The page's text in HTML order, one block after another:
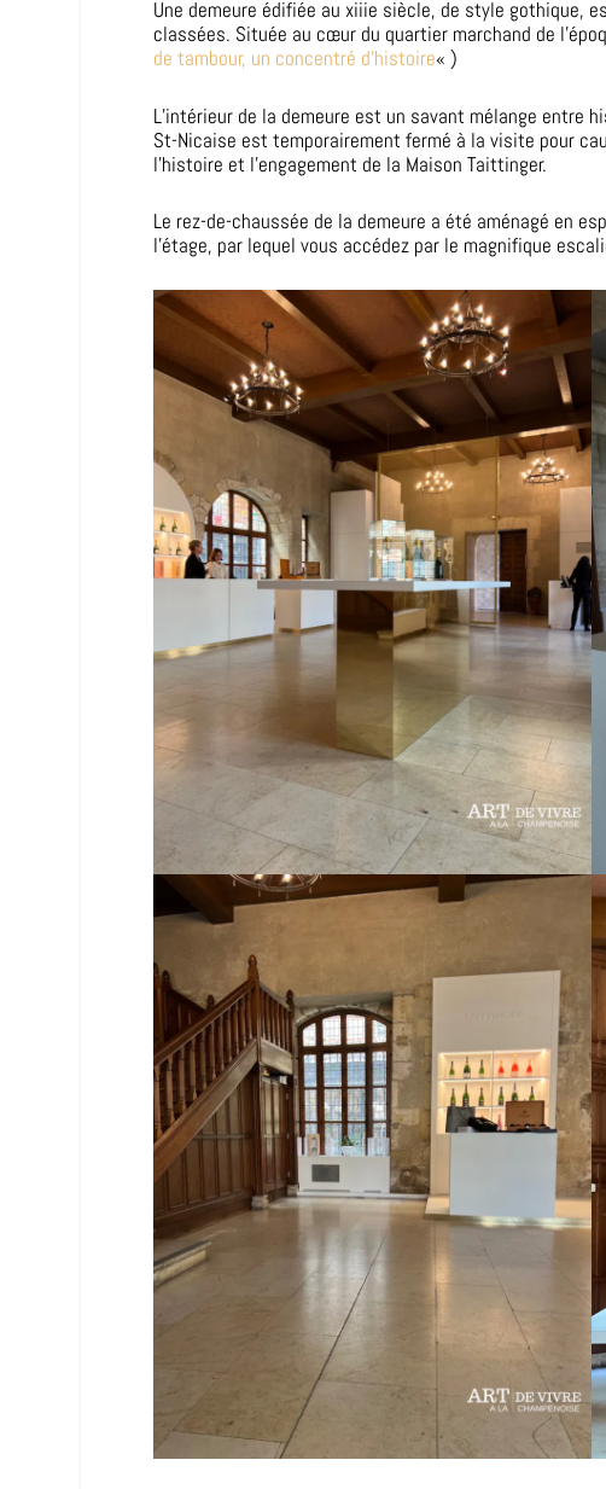
Une demeure édifiée au xiiie siècle, de style gothique,
classées. Située au cœur du quartier marchand de
de tambour, un concentré d’histoire« )
L’intérieur de la demeure est un savant mélange
St-Nicaise est temporairement fermé à la visite pour
l’histoire et l’engagement de la Maison Taittinger.
Le rez-de-chaussée de la demeure a été aménagé en
l’étage, par lequel vous accédez par le magnifique